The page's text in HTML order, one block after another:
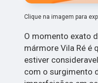
Clique na imagem para
O momento exato
mármore Vila Ré é
estiver
com o surgimento